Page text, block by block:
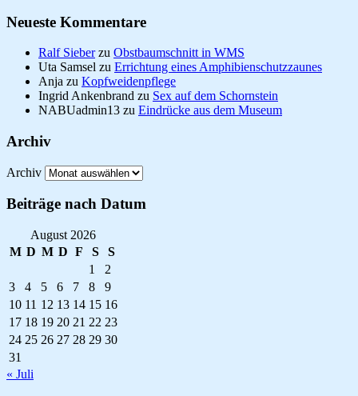
Neueste Kommentare
Ralf Sieberzu Obstbaumschnitt in WMS
Uta Samsel zu Errichtung eines Amphibienschutzzaunes
Anja zu Kopfweidenpflege
Ingrid Ankenbrand zu Sex auf dem Schornstein
NABUadmin13 zu Eindrücke aus dem Museum
Archiv
Archiv
Beiträge nach Datum
August 2026
M D M D F S
S
1
2
3
4 5 6 7 8
9
10 11 12 13 14 15 16
17 18 19 20 21 22 23
24 25 26 27 28 29 30
31
« Juli